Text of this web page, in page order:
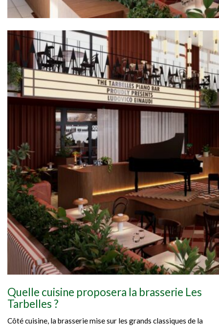
Quelle cuisine proposera la brasserie Les
Tarbelles ?
Côté cuisine, la brasserie mise sur les grands classiques de la